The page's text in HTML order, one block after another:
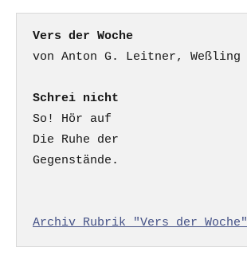
Vers der Woche
Schrei nicht
So! Hör auf
Die Ruhe der
Gegenstände.
Archiv Rubrik "Vers der Woche"